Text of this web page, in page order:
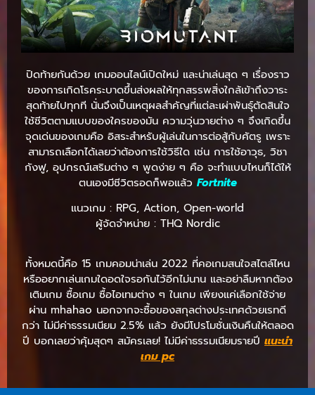
ปิดท้ายกันด้วย เกมออนไลน์เปิดใหม่ และน่าเล่นสุด ๆ เรื่องราว
ของการเกิดโรคระบาดขึ้นส่งผลให้ทุกสรรพสิ่งใกล้เข้าถึงวาระ
สุดท้ายไปทุกที นั่นจึงเป็นเหตุผลสำคัญที่แต่ละเผ่าพันธุ์ตัดสินใจ
ใช้ชีวิตตามแบบของใครของมัน ความวุ่นวายต่าง ๆ จึงเกิดขึ้น
จุดเด่นของเกมคือ อิสระสำหรับผู้เล่นในการต่อสู้กับศัตรู เพราะ
สามารถเลือกได้เลยว่าต้องการใช้วิธีใด เช่น การใช้อาวุธ, วิชา
กังฟู, อุปกรณ์เสริมต่าง ๆ พูดง่าย ๆ คือ จะทำแบบไหนก็ได้ให้
ตนเองมีชีวิตรอดก็พอแล้ว Fortnite
แนวเกม : RPG, Action, Open-world
ผู้จัดจำหน่าย : THQ Nordic
ทั้งหมดนี้คือ 15 เกมคอมน่าเล่น 2022 ที่คอเกมสนใจสไตล์ไหน
หรืออยากเล่นเกมใดอดใจรอกันไว้อีกไม่นาน และอย่าลืมหากต้อง
เติมเกม ซื้อเกม ซื้อไอเทมต่าง ๆ ในเกม เพียงแค่เลือกใช้จ่าย
ผ่าน mhahao นอกจากจะซื้อของสกุลต่างประเทศด้วยเรทดี
กว่า ไม่มีค่าธรรมเนียม 2.5% แล้ว ยังมีโปรโมชั่นเงินคืนให้ตลอด
ปี บอกเลยว่าคุ้มสุดๆ สมัครเลย! ไม่มีค่าธรรมเนียมรายปี แนะนํา
เกม pc